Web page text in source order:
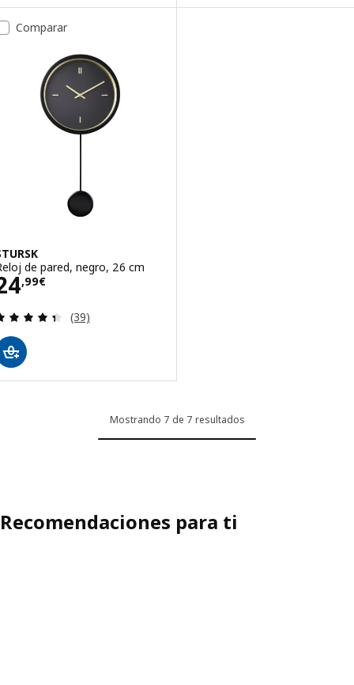
Comparar
de pared, negro, 26 cm
,99€ 24,99€
Revisa: 4.4 de 5 estrellas. Total opiniones:
(39)
Mostrando 7 de 7 resultados
Recomendaciones para ti